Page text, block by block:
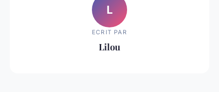
L
ECRIT PAR
Lilou